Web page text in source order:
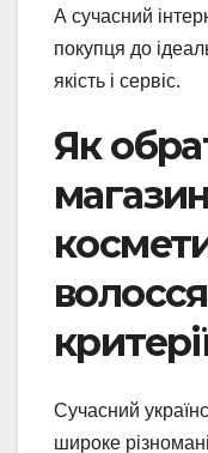
А сучасний
покупця до
якість і сервіс.
Як
Сучасний
широке